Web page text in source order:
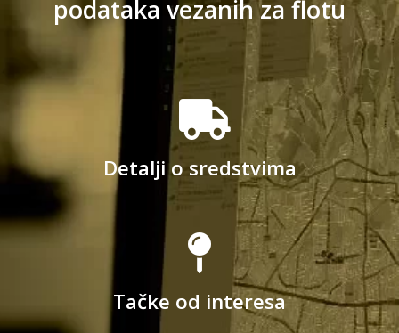
podataka vezanih za flotu
Detalji o sredstvima
Tačke od interesa